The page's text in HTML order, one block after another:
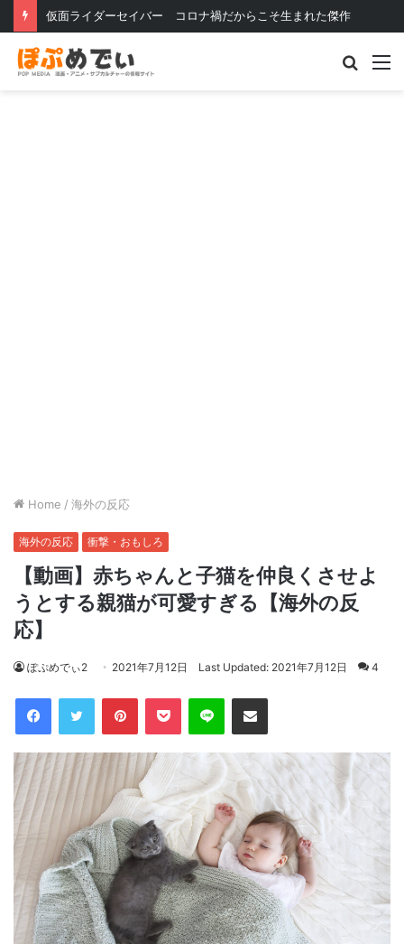
Search
Home / 海外の反応
海外の反応 衝撃・おもしろ
【動画】赤ちゃんと子猫を仲良くさせよ
うとする親猫が可愛すぎる【海外の反
応】
ぽぷめでぃ2 2021年7月12日 Last Updated: 2021年7月12日 4
FacebookTwitter PinterestPocket Line Share via Email